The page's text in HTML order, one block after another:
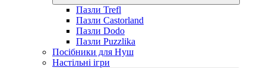
Пазли Trefl
Пазли Castorland
Пазли Dodo
Пазли Puzzlika
Посібники для Нуш
Настільні ігри